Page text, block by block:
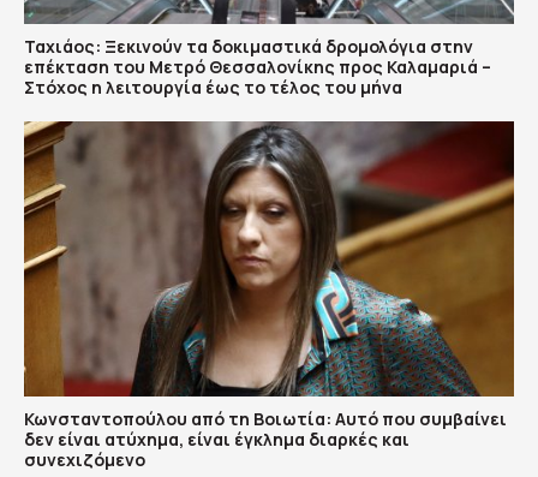
Ταχιάος: Ξεκινούν τα δοκιμαστικά δρομολόγια στην
επέκταση του Μετρό Θεσσαλονίκης προς Καλαμαριά –
Στόχος η λειτουργία έως το τέλος του μήνα
Κωνσταντοπούλου από τη Βοιωτία: Αυτό που συμβαίνει
δεν είναι ατύχημα, είναι έγκλημα διαρκές και
συνεχιζόμενο